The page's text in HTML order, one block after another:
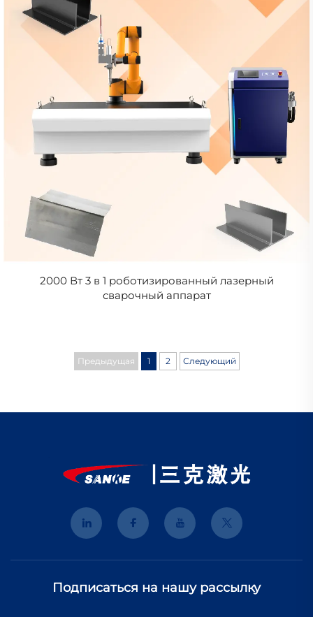
2000 Вт 3 в 1 роботизированный лазерный
сварочный аппарат
Предыдущая 1 2 Следующий
Подписаться на нашу рассылку